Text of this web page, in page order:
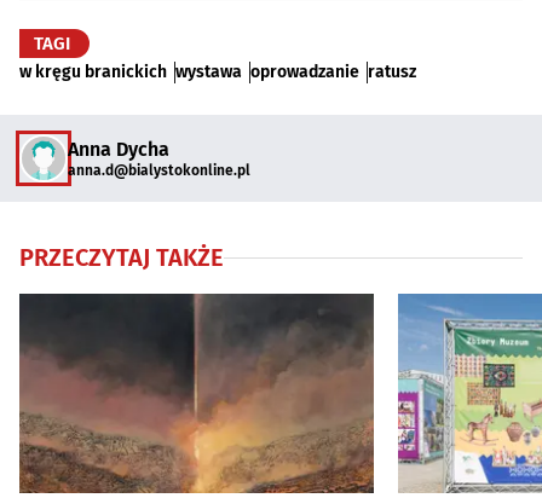
TAGI
w kręgu branickich wystawa oprowadzanie ratusz
Anna Dycha
anna.d@bialystokonline.pl
PRZECZYTAJ TAKŻE